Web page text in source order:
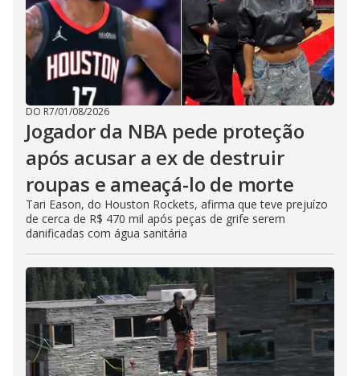
DO R7/01/08/2026
Jogador da NBA pede proteção
após acusar a ex de destruir
roupas e ameaçá-lo de morte
Tari Eason, do Houston Rockets, afirma que teve prejuízo
de cerca de R$ 470 mil após peças de grife serem
danificadas com água sanitária